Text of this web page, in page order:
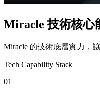
Miracle 技術核心
Miracle 的技術底層實力，
Tech Capability Stack
01